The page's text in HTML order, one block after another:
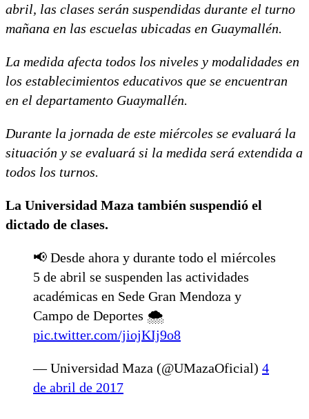
abril, las clases serán suspendidas durante el turno
mañana en las escuelas ubicadas en Guaymallén.
La medida afecta todos los niveles y modalidades en
los establecimientos educativos que se encuentran
en el departamento Guaymallén.
Durante la jornada de este miércoles se evaluará la
situación y se evaluará si la medida será extendida a
todos los turnos.
La Universidad Maza también suspendió el
dictado de clases.
📢 Desde ahora y durante todo el miércoles
5 de abril se suspenden las actividades
académicas en Sede Gran Mendoza y
Campo de Deportes 🌨️
pic.twitter.com/jiojKIj9o8
— Universidad Maza (@UMazaOficial) 4
de abril de 2017